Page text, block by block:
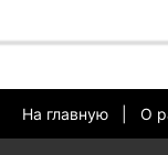
На главную О